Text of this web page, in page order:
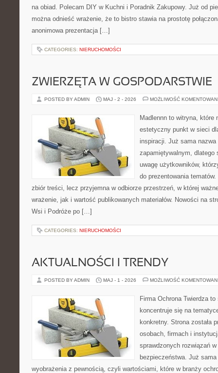
na obiad. Polecam DIY w Kuchni i Poradnik Zakupowy. Już od
można odnieść wrażenie, że to bistro stawia na prostotę
anonimowa prezentacja […]
CATEGORIES: NIERUCHOMOŚCI
ZWIERZĘTA W GOSPODARSTWIE
POSTED BY ADMIN MAJ - 2 - 2026 MOŻLIWOŚĆ
Madlennn to witryna, które
estetyczny punkt w sieci
inspiracji. Już sama
zapamiętywalnym, dlatego
uwagę użytkowników,
do prezentowania
zbiór treści, lecz przyjemna w odbiorze przestrzeń, w której
wrażenie, jak i wartość publikowanych materiałów. Nowości na
Wsi i Podróże po […]
CATEGORIES: NIERUCHOMOŚCI
AKTUALNOŚCI I TRENDY
POSTED BY ADMIN MAJ - 1 - 2026 MOŻLIWOŚĆ
Firma Ochrona Twierdza
koncentruje się na
konkretny. Strona została
osobach, firmach i
sprawdzonych rozwiązań
bezpieczeństwa. Już
wyobrażenia z pewnością, czyli wartościami, które w branży